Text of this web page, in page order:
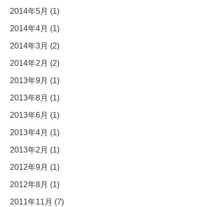
2014年5月 (1)
2014年4月 (1)
2014年3月 (2)
2014年2月 (2)
2013年9月 (1)
2013年8月 (1)
2013年6月 (1)
2013年4月 (1)
2013年2月 (1)
2012年9月 (1)
2012年8月 (1)
2011年11月 (7)